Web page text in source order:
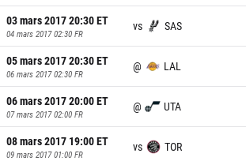
03 mars 2017 20:30ET
04 mars 2017 02:30 FR
vs SAS
05 mars 2017 20:30ET
06 mars 2017 02:30 FR
@ LAL
06 mars 2017 20:00ET
07 mars 2017 02:00 FR
@ UTA
08 mars 2017 19:00ET
09 mars 2017 01:00 FR
vs TOR